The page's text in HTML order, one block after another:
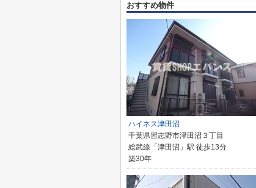
おすすめ物件
ハイネス津田沼
千葉県習志野市津田沼３丁目
総武線「津田沼」駅 徒歩13分
築30年